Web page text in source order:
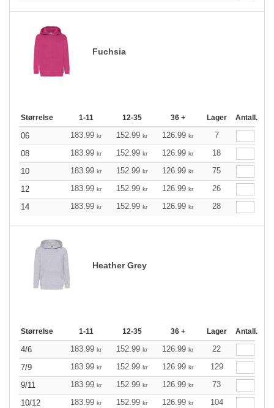
Fuchsia
Størrelse 1-11 12-35 36 + Lager Antall.
06 183.99 kr 152.99 kr 126.99 kr
7
08
183.99 kr 152.99 kr 126.99 kr
18
10
183.99 kr 152.99 kr 126.99 kr
75
12
183.99 kr 152.99 kr 126.99 kr
26
14
183.99 kr 152.99 kr 126.99 kr 28
Heather Grey
Størrelse 1-11 12-35 36 + Lager Antall.
4/6 183.99 kr 152.99 kr 126.99 kr
22
7/9
183.99 kr 152.99 kr 126.99 kr
129
9/11
183.99 kr 152.99 kr 126.99 kr
73
10/12
183.99 kr 152.99 kr 126.99 kr
104